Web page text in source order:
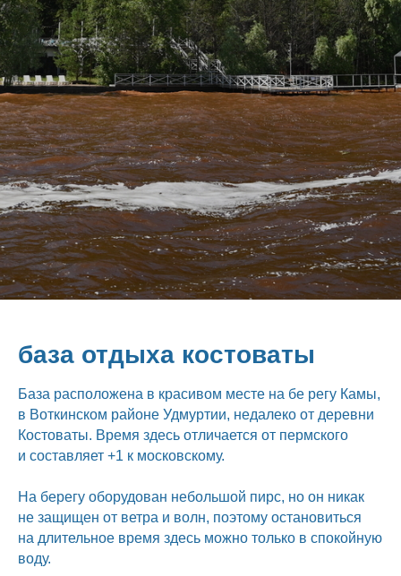
база отдыха костоваты
База расположена в красивом месте на бе регу Камы,
в Воткинском районе Удмуртии, недалеко от деревни
Костоваты. Время здесь отличается от пермского
и составляет +1 к московскому.
На берегу оборудован небольшой пирс, но он никак
не защищен от ветра и волн, поэтому остановиться
на длительное время здесь можно только в спокойную
воду.